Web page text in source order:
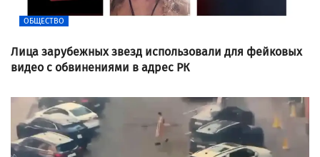
ОБЩЕСТВО
Лица зарубежных звезд использовали для фейковых
видео с обвинениями в адрес РК